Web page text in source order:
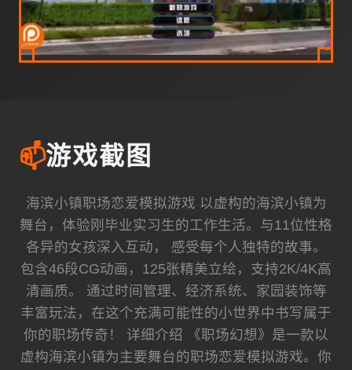
📫游戏截图
海滨小镇职场恋爱模拟游戏 以虚构的海滨小镇为
舞台，体验刚毕业实习生的工作生活。与11位性格
各异的女孩深入互动， 感受每个人独特的故事。
包含46段CG动画，125张精美立绘，支持2K/4K高
清画质。 通过时间管理、经济系统、家园装饰等
丰富玩法，在这个充满可能性的小世界中书写属于
你的职场传奇！ 详细介绍 《职场幻想》是一款以
虚构海滨小镇为主要舞台的职场恋爱模拟游戏。你